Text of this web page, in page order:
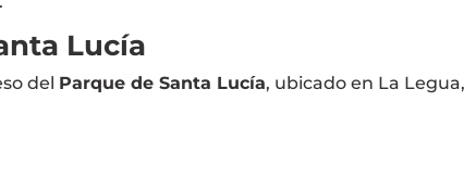
Lucía
del Parque de Santa Lucía, ubicado en La Legua,